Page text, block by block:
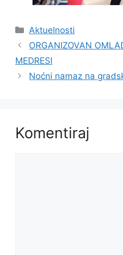
Kategorije
Aktuelnosti
ORGANIZOVAN
MEDRESI
Noćni namaz na
Komentiraj